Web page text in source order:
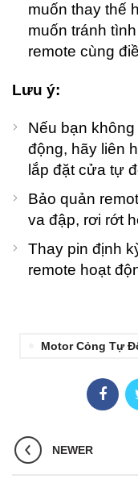
muốn thay thế
muốn tránh
remote cùng
Lưu ý:
Nếu bạn
động, hãy liên
lắp đặt cửa tự
Bảo quản
va đập, rơi rớt
Thay pin định
remote hoạt
Motor Cỏng Tự
NEWER